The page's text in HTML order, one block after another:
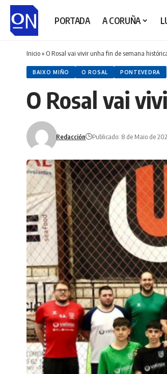
PORTADA A CORUÑA
Inicio» O Rosal vai vivir unha fin de semana
BAIXO MIÑO O ROSAL PONTEVEDRA
O Rosal vai
Redacción Publicado: 8 de Maio de